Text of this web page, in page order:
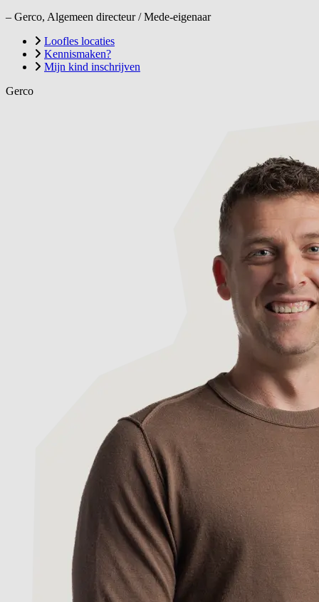
– Gerco, Algemeen directeur / Mede-eigenaar
Loofles locaties
Kennismaken?
Mijn kind inschrijven
Gerco